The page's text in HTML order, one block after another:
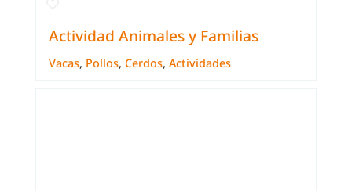
Actividad Animales y Familias
Vacas, Pollos, Cerdos, Actividades